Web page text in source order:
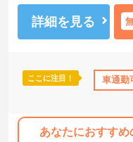
資格取得サポート
実にOJTで安心して勤務で
年間休日110日以上で、お
また、マイカー通勤可能の
詳細を見る
ここに注目！ 車通勤
あなたにおすす